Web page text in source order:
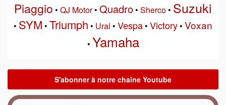
Piaggio • QJ Motor• Quadro• Sherco• Suzuki
• SYM • Triumph • Ural • Vespa• Victory• Voxan
• Yamaha